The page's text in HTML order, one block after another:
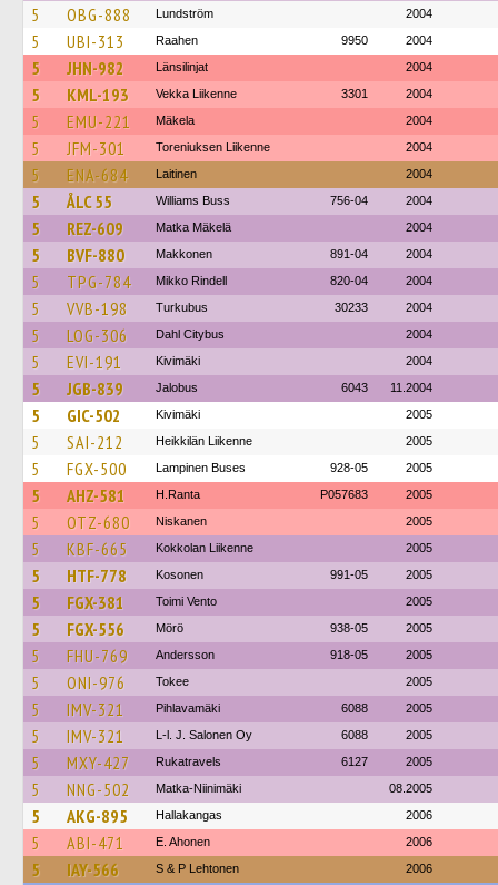
5 OBG-888 Lundström 2004
5 UBI-313 Raahen 9950 2004
5 JHN-982 Länsilinjat 2004
5 KML-193 Vekka Liikenne 3301 2004
5 EMU-221 Mäkela 2004
5 JFM-301 Toreniuksen Liikenne 2004
5 ENA-684 Laitinen 2004
5 ÅLC 55 Williams Buss 756-04 2004
5 REZ-609 Matka Mäkelä 2004
5 BVF-880 Makkonen 891-04 2004
5 TPG-784 Mikko Rindell 820-04 2004
5 VVB-198 Turkubus 30233 2004
5 LOG-306 Dahl Citybus 2004
5 EVI-191 Kivimäki 2004
5 JGB-839 Jalobus 6043 11.2004
5 GIC-502 Kivimäki 2005
5 SAI-212 Heikkilän Liikenne 2005
5 FGX-500 Lampinen Buses 928-05 2005
5 AHZ-581 H.Ranta P057683 2005
5 OTZ-680 Niskanen 2005
5 KBF-665 Kokkolan Liikenne 2005
5 HTF-778 Kosonen 991-05 2005
5 FGX-381 Toimi Vento 2005
5 FGX-556 Mörö 938-05 2005
5 FHU-769 Andersson 918-05 2005
5 ONI-976 Tokee 2005
5 IMV-321 Pihlavamäki 6088 2005
5 IMV-321 L-l. J. Salonen Oy 6088 2005
5 MXY-427 Rukatravels 6127 2005
5 NNG-502 Matka-Niinimäki 08.2005
5 AKG-895 Hallakangas 2006
5 ABI-471 E. Ahonen 2006
5 IAY-566 S & P Lehtonen 2006